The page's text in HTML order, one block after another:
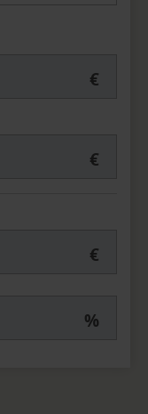
€
€
€
%